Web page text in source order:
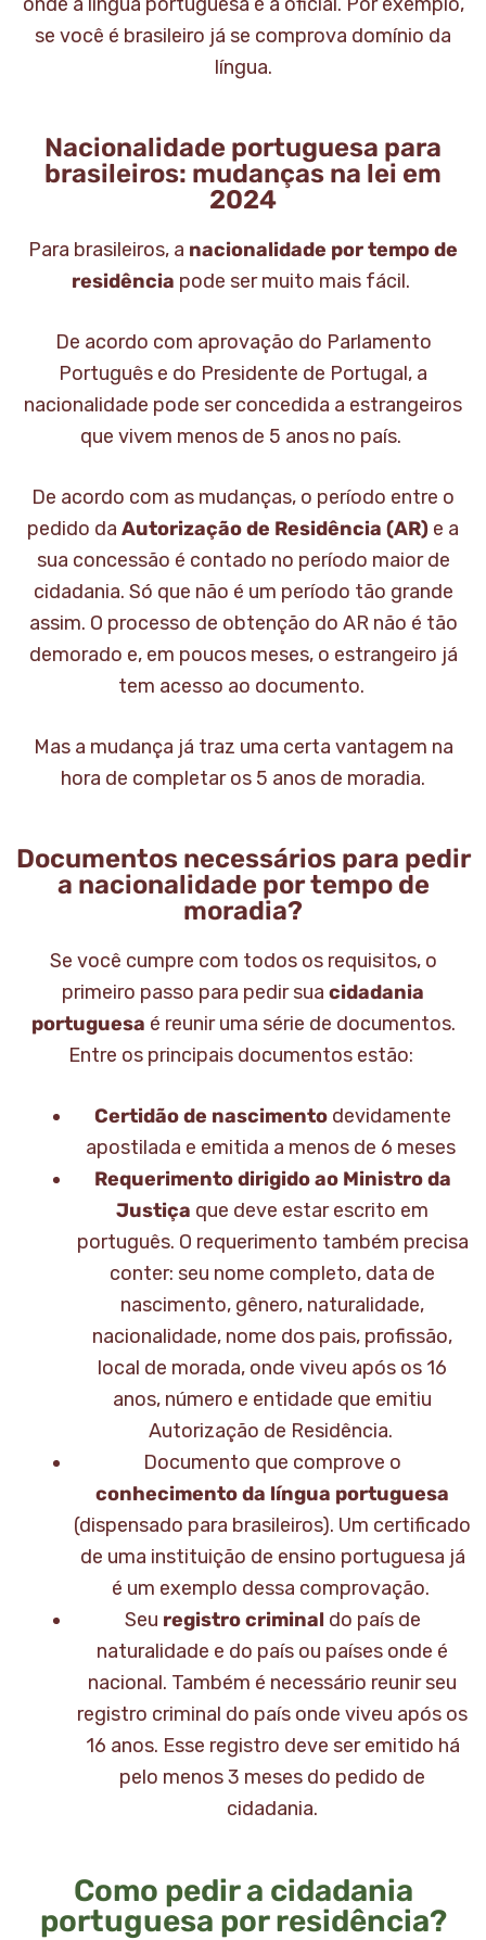
se você é brasileiro já se comprova domínio da
língua.
Nacionalidade portuguesa para
brasileiros: mudanças na lei em
2024
Para brasileiros, a nacionalidade por tempo de
residência pode ser muito mais fácil.
De acordo com aprovação do Parlamento
Português e do Presidente de Portugal, a
nacionalidade pode ser concedida a estrangeiros
que vivem menos de 5 anos no país.
De acordo com as mudanças, o período entre o
pedido da Autorização de Residência (AR) e a
sua concessão é contado no período maior de
cidadania. Só que não é um período tão grande
assim. O processo de obtenção do AR não é tão
demorado e, em poucos meses, o estrangeiro já
tem acesso ao documento.
Mas a mudança já traz uma certa vantagem na
hora de completar os 5 anos de moradia.
Documentos necessários para pedir
a nacionalidade por tempo de
moradia?
Se você cumpre com todos os requisitos, o
primeiro passo para pedir sua cidadania
portuguesa é reunir uma série de documentos.
Entre os principais documentos estão:
Certidão de nascimentodevidamente
apostilada e emitida a menos de 6 meses
Requerimento dirigido ao Ministro da
Justiça que deve estar escrito em
português. O requerimento também precisa
conter: seu nome completo, data de
nascimento, gênero, naturalidade,
nacionalidade, nome dos pais, profissão,
local de morada, onde viveu após os 16
anos, número e entidade que emitiu
Autorização de Residência.
Documento que comprove o
conhecimento da língua portuguesa
(dispensado para brasileiros). Um certificado
de uma instituição de ensino portuguesa já
é um exemplo dessa comprovação.
Seu registro criminal do país de
naturalidade e do país ou países onde é
nacional. Também é necessário reunir seu
registro criminal do país onde viveu após os
16 anos. Esse registro deve ser emitido há
pelo menos 3 meses do pedido de
cidadania.
Como pedir a cidadania
portuguesa por residência?